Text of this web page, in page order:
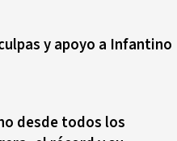
y apoyo a Infantino
desde todos los